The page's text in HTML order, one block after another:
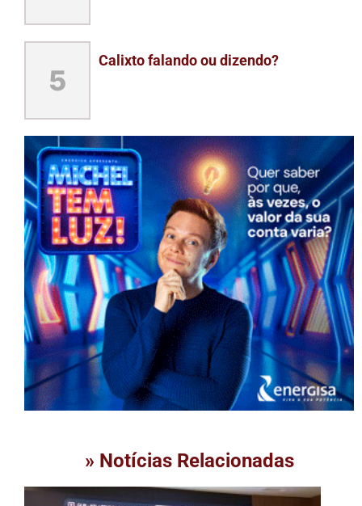
5
Calixto falando ou dizendo?
» Notícias Relacionadas